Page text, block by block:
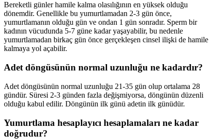
Bereketli günler hamile kalma olasılığının en yüksek olduğu
dönemdir. Genellikle bu yumurtlamadan 2-3 gün önce,
yumurtlamanın olduğu gün ve ondan 1 gün sonradır. Sperm bir
kadının vücudunda 5-7 güne kadar yaşayabilir, bu nedenle
yumurtlamadan birkaç gün önce gerçekleşen cinsel ilişki de hamile
kalmaya yol açabilir.
Adet döngüsünün normal uzunluğu ne kadardır?
Adet döngüsünün normal uzunluğu 21-35 gün olup ortalama 28
gündür. Süresi 2-3 günden fazla değişmiyorsa, döngünün düzenli
olduğu kabul edilir. Döngünün ilk günü adetin ilk günüdür.
Yumurtlama hesaplayıcı hesaplamaları ne kadar
doğrudur?